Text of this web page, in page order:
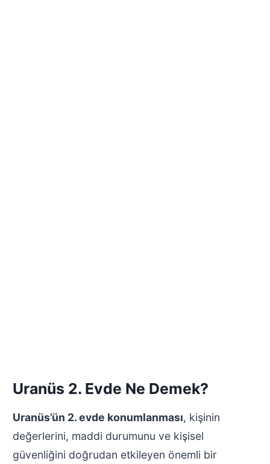
Uranüs 2. Evde Ne Demek?
Uranüs’ün 2. evde konumlanması, kişinin
değerlerini, maddi durumunu ve kişisel
güvenliğini doğrudan etkileyen önemli bir